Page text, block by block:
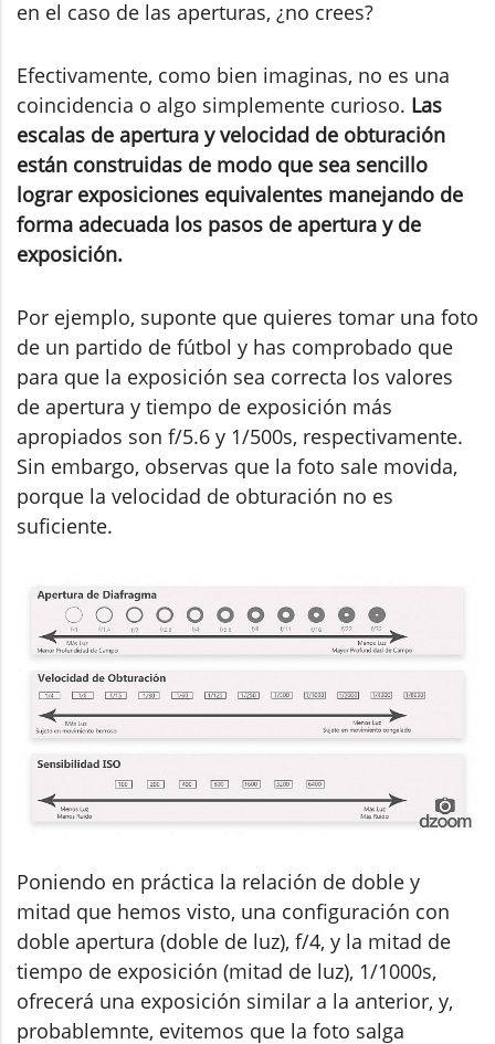
en el caso de las aperturas, ¿no crees?
Efectivamente, como bien imaginas, no es una
coincidencia o algo simplemente curioso. Las
escalas de apertura y velocidad de obturación
están construidas de modo que sea sencillo
lograr exposiciones equivalentes manejando de
forma adecuada los pasos de apertura y de
exposición.
Por ejemplo, suponte que quieres tomar una foto
de un partido de fútbol y has comprobado que
para que la exposición sea correcta los valores
de apertura y tiempo de exposición más
apropiados son f/5.6 y 1/500s, respectivamente.
Sin embargo, observas que la foto sale movida,
porque la velocidad de obturación no es
suficiente.
Poniendo en práctica la relación de doble y
mitad que hemos visto, una configuración con
doble apertura (doble de luz), f/4, y la mitad de
tiempo de exposición (mitad de luz), 1/1000s,
ofrecerá una exposición similar a la anterior, y,
probablemnte, evitemos que la foto salga